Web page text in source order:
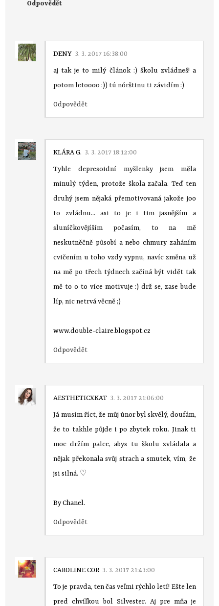
Odpovědět
DENY 3. 3. 2017 16:38:00
aj tak je to milý článok :) školu zvládneš! a
potom letoooo :)) tú nórštinu ti závidím :)
Odpovědět
KLÁRA G. 3. 3. 2017 18:12:00
Tyhle depresoidní myšlenky jsem měla
minulý týden, protože škola začala. Teď ten
druhý jsem nějaká přemotivovaná jakože joo
to zvládnu... asi to je i tim jasnějším a
sluníčkovějíším počasím, to na mě
neskutněčně působí a nebo chmury zaháním
cvičením u toho vzdy vypnu, navíc změna už
na mě po třech týdnech začíná být vidět tak
mě to o to více motivuje :) drž se, zase bude
líp, nic netrvá věcně ;)
www.double-claire.blogspot.cz
Odpovědět
AESTHETICXKAT 3. 3. 2017 21:06:00
Já musím říct, že můj únor byl skvělý, doufám,
že to takhle půjde i po zbytek roku. Jinak ti
moc držím palce, abys tu školu zvládala a
nějak překonala svůj strach a smutek, vím, že
jsi silná. ♡
By Chanel.
Odpovědět
CAROLINE COR 3. 3. 2017 21:43:00
To je pravda, ten čas veľmi rýchlo letí! Ešte len
pred chvíľkou bol Silvester. Aj pre mňa je